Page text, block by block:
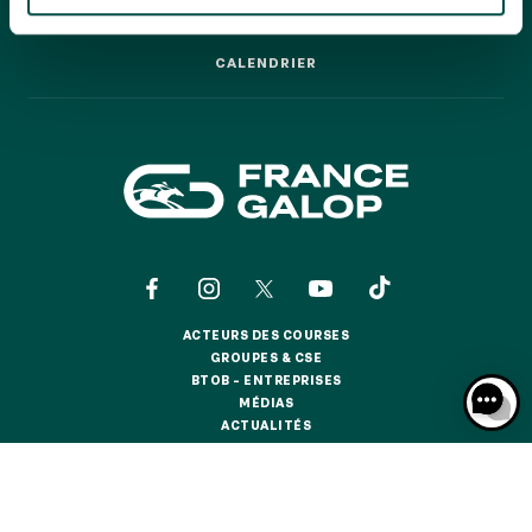
JEUXDI BY PARISLONGCHAMP
TOUS NOS ÉVÉNEMENTS
ABONNEMENTS ANNUELS
ABONNEMENTS ANNUELS
JOURS DE COURSES
LES COURSES PAS À PAS
CALENDRIER
ACTEURS DES COURSES
ACTEURS DES COURSES
GROUPES & CSE
GROUPES & CSE
BTOB – ENTREPRISES
BTOB – ENTREPRISES
MÉDIAS
MÉDIAS
ACTUALITÉS
ACTUALITÉS